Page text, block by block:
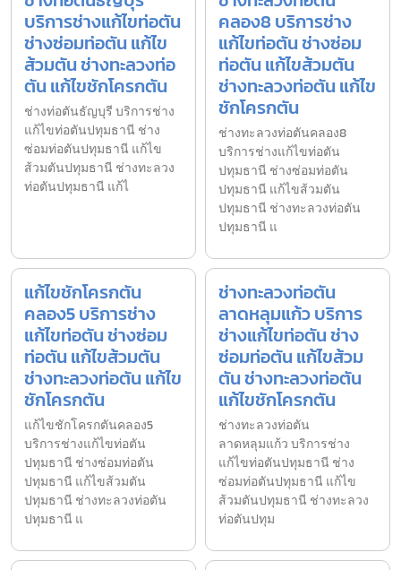
บริการช่างแก้ไขท่อตัน
ช่างซ่อมท่อตัน แก้ไข
ส้วมตัน ช่างทะลวงท่อ
ตัน แก้ไขชักโครกตัน
ช่างท่อตันธัญบุรี บริการช่าง
แก้ไขท่อตันปทุมธานี ช่าง
ซ่อมท่อตันปทุมธานี แก้ไข
ส้วมตันปทุมธานี ช่างทะลวง
ท่อตันปทุมธานี แก้ไ
คลอง8 บริการช่าง
แก้ไขท่อตัน ช่างซ่อม
ท่อตัน แก้ไขส้วมตัน
ช่างทะลวงท่อตัน แก้ไข
ชักโครกตัน
ช่างทะลวงท่อตันคลอง8
บริการช่างแก้ไขท่อตัน
ปทุมธานี ช่างซ่อมท่อตัน
ปทุมธานี แก้ไขส้วมตัน
ปทุมธานี ช่างทะลวงท่อตัน
ปทุมธานี แ
แก้ไขชักโครกตัน
คลอง5 บริการช่าง
แก้ไขท่อตัน ช่างซ่อม
ท่อตัน แก้ไขส้วมตัน
ช่างทะลวงท่อตัน แก้ไข
ชักโครกตัน
แก้ไขชักโครกตันคลอง5
บริการช่างแก้ไขท่อตัน
ปทุมธานี ช่างซ่อมท่อตัน
ปทุมธานี แก้ไขส้วมตัน
ปทุมธานี ช่างทะลวงท่อตัน
ปทุมธานี แ
ช่างทะลวงท่อตัน
ลาดหลุมแก้ว บริการ
ช่างแก้ไขท่อตัน ช่าง
ซ่อมท่อตัน แก้ไขส้วม
ตัน ช่างทะลวงท่อตัน
แก้ไขชักโครกตัน
ช่างทะลวงท่อตัน
ลาดหลุมแก้ว บริการช่าง
แก้ไขท่อตันปทุมธานี ช่าง
ซ่อมท่อตันปทุมธานี แก้ไข
ส้วมตันปทุมธานี ช่างทะลวง
ท่อตันปทุม